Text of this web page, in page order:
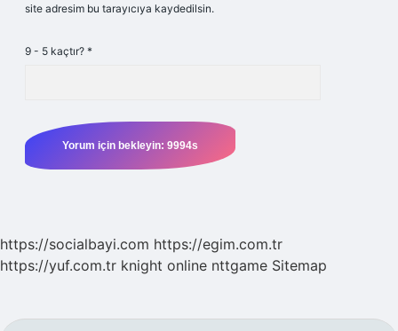
site adresim bu tarayıcıya kaydedilsin.
9 - 5 kaçtır? *
https://socialbayi.com https://egim.com.tr
https://yuf.com.tr knight online nttgame Sitemap